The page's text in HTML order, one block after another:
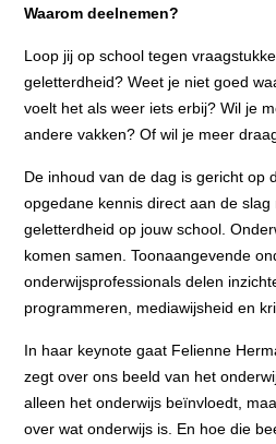
Waarom deelnemen?
Loop jij op school tegen
geletterdheid? Weet je niet goed
voelt het als weer iets erbij? Wil je
andere vakken? Of wil je meer
De inhoud van de dag is gericht op
opgedane kennis direct aan de slag
geletterdheid op jouw school.
komen samen. Toonaangevende
onderwijsprofessionals delen
programmeren, mediawijsheid en
In haar keynote gaat Felienne
zegt over ons beeld van het
alleen het onderwijs beïnvloedt,
over wat onderwijs is. En hoe die